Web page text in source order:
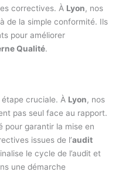
correctives. À Lyon, nos
de la simple conformité. Ils
pour améliorer
Qualité.
cruciale. À Lyon, nos
pas seul face au rapport.
pour garantir la mise en
issues de l’audit
le cycle de l’audit et
une démarche